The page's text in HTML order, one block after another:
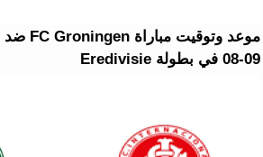
08-09 في بطولة Eredivisie